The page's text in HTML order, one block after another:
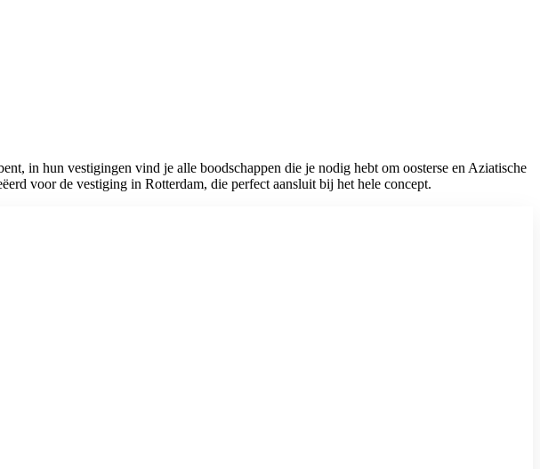
in hun vestigingen vind je alle boodschappen die je nodig hebt om oosterse en Aziatische
voor de vestiging in Rotterdam, die perfect aansluit bij het hele concept.